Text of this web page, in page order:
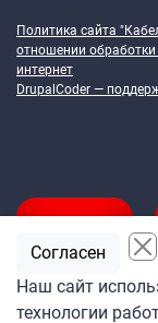
Политика сайта
отношении
интернет
DrupalCoder —
Наш сайт
технологии
Согласен